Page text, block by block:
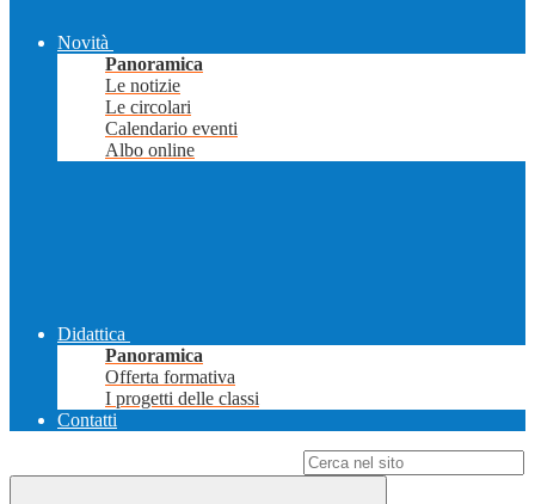
Novità
Panoramica
Le notizie
Le circolari
Calendario eventi
Albo online
Didattica
Panoramica
Offerta formativa
I progetti delle classi
Contatti